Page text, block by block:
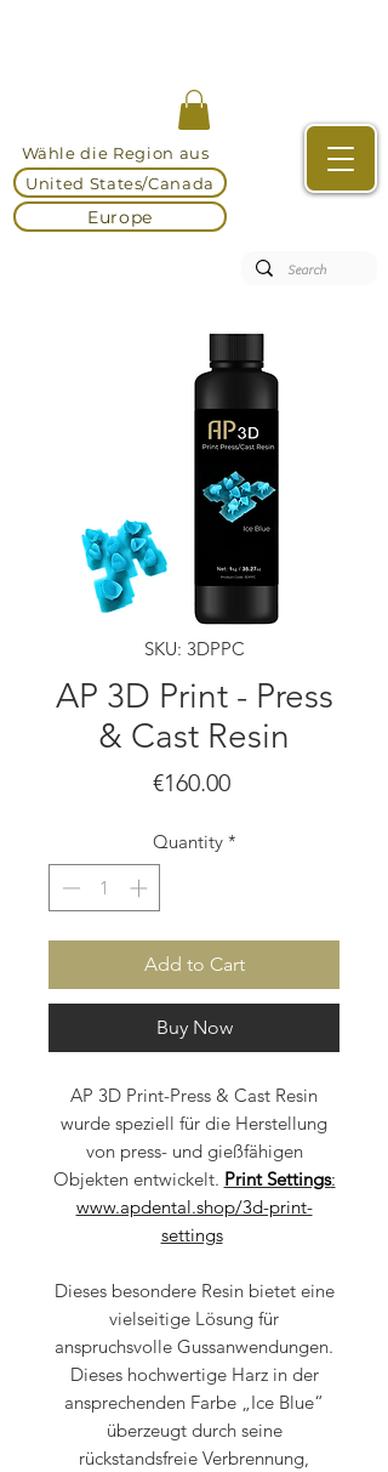
Wähle die Region aus
United States/Canada
Europe
SKU: 3DPPC
AP 3D Print - Press
& Cast Resin
€160.00Price
Quantity *
Add to Cart
Buy Now
AP 3D Print-Press & Cast Resin
wurde speziell für die Herstellung
von press- und gießfähigen
Objekten entwickelt. Print Settings:
www.apdental.shop/3d-print-
settings
Dieses besondere Resin bietet eine
vielseitige Lösung für
anspruchsvolle Gussanwendungen.
Dieses hochwertige Harz in der
ansprechenden Farbe „Ice Blue“
überzeugt durch seine
rückstandsfreie Verbrennung,